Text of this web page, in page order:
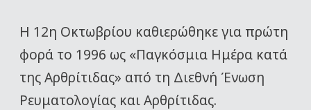
Η 12η Οκτωβρίου καθιερώθηκε για πρώτη
φορά το 1996 ως «Παγκόσμια Ημέρα κατά
της Αρθρίτιδας» από τη Διεθνή Ένωση
Ρευματολογίας και Αρθρίτιδας.